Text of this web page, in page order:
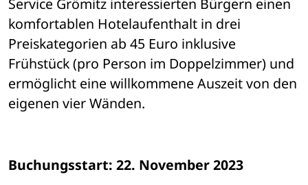
komfortablen Hotelaufenthalt in drei
Preiskategorien ab 45 Euro inklusive
Frühstück (pro Person im Doppelzimmer) und
ermöglicht eine willkommene Auszeit von den
eigenen vier Wänden.
Buchungsstart: 22. November 2023